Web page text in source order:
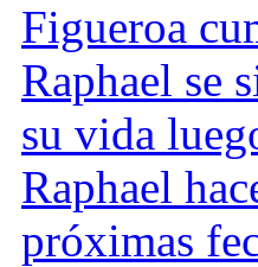
Figueroa
Raphael se
su vida
Raphael
próximas